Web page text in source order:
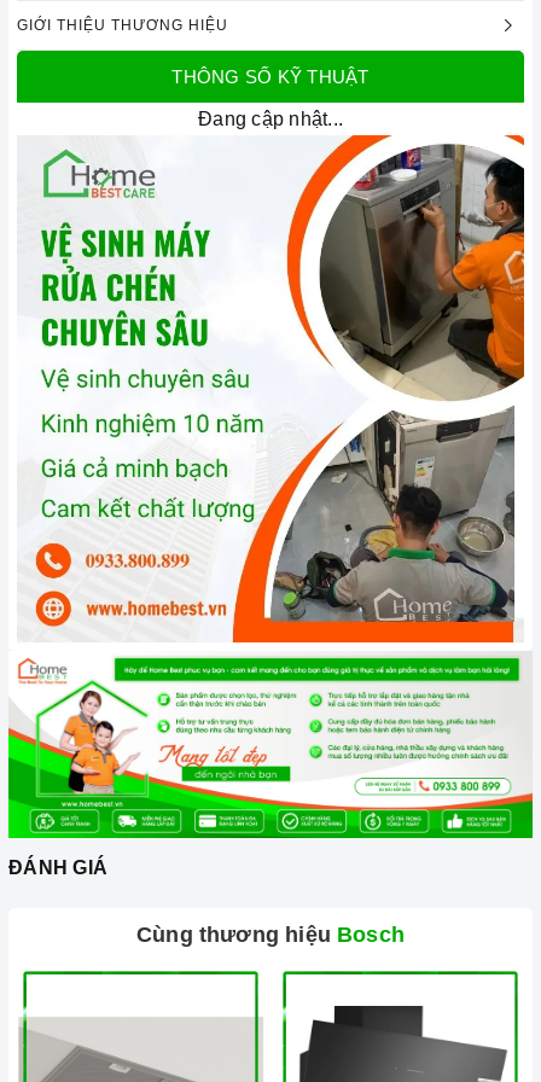
Máy rửa chén bát âm toàn phần Bosch
HMH.SMV4ECX14E Serie 4 | Home Best
1. Đặc điểm nổi bật của sản phẩm
Thiết kế sang trọng
Máy rửa chén Bosch SMV4ECX14Eđược thiết kế với kiểu
dáng hiện đại, sang trọng, phù hợp với mọi không gian bếp.
Máy có vỏ ngoài được làm bằng chất liệu thép không gỉ sáng
bóng, mang đến vẻ đẹp tinh tế và sang trọng cho căn bếp.
Máy có kích thước 815 x 598 x 550 mm, phù hợp với việc lắp
đặt âm toàn phần. Bảng điều khiển của máy được thiết kế
dạng nút nhấn, dễ dàng sử dụng và điều chỉnh các chương
trình rửa.
Công nghệ hiện đại
Công nghệ VarioSpeed: Giúp rút ngắn thời gian rửa bát đĩa
lên đến 50%, mà vẫn đảm bảo hiệu quả rửa sạch.
Công nghệ ActiveWater: Giúp tiết kiệm nước và điện năng
hiệu quả, đồng thời giúp rửa sạch bát đĩa một cách hiệu quả.
Công nghệ EcoSilence Drive: Giúp máy hoạt động êm ái,
Home Connect: Ứng dụng giúp kết nối giữa các thiết bị gia
dụng với các thiết bị di động thông minh từ đó giúp người
dùng có thể điều khiều hoạt động của thiết bị đó từ xa thông
GIỚI THIỆU THƯƠNG HIỆU
THÔNG SỐ KỸ THUẬT
Đang cập nhật...
ĐÁNH GIÁ
Cùng thương hiệu Bosch